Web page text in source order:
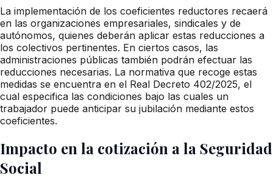
La implementación de los coeficientes reductores recaerá
en las organizaciones empresariales, sindicales y de
autónomos, quienes deberán aplicar estas reducciones a
los colectivos pertinentes. En ciertos casos, las
administraciones públicas también podrán efectuar las
reducciones necesarias. La normativa que recoge estas
medidas se encuentra en el Real Decreto 402/2025, el
cual especifica las condiciones bajo las cuales un
trabajador puede anticipar su jubilación mediante estos
coeficientes.
Impacto en la cotización a la Seguridad
Social